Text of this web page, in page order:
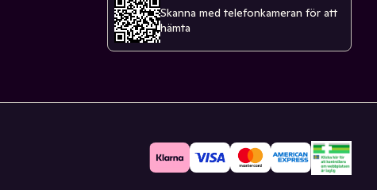
Skanna med telefonkameran för att
hämta